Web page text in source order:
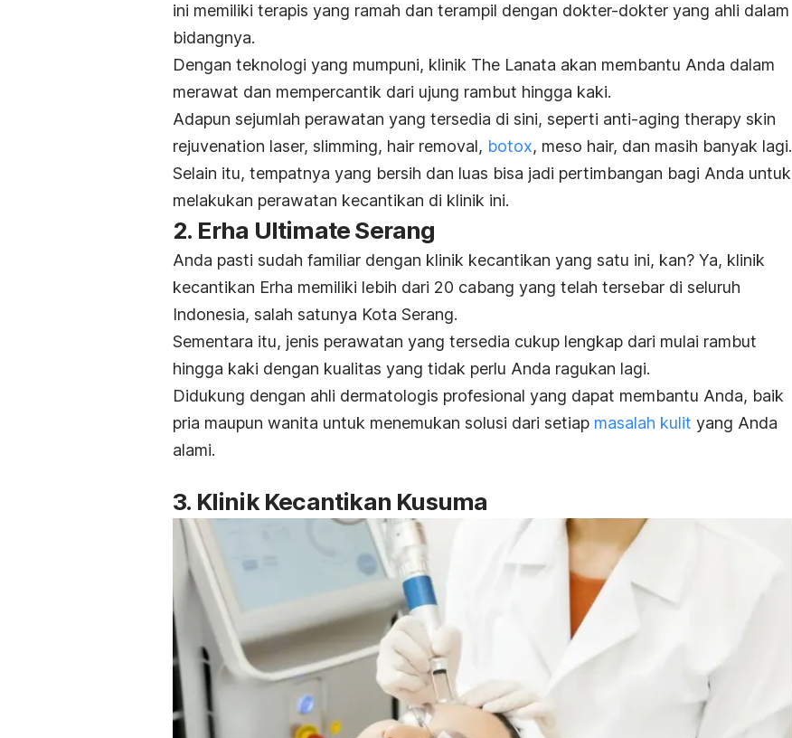
ini memiliki terapis yang ramah dan terampil dengan dokter-dokter yang ahli dalam
bidangnya.
Dengan teknologi yang mumpuni, klinik The Lanata akan membantu Anda dalam
merawat dan mempercantik dari ujung rambut hingga kaki.
Adapun sejumlah perawatan yang tersedia di sini, seperti anti-aging therapy skin
rejuvenation laser, slimming, hair removal, botox, meso hair, dan masih banyak lagi.
Selain itu, tempatnya yang bersih dan luas bisa jadi pertimbangan bagi Anda untuk
melakukan perawatan kecantikan di klinik ini.
2. Erha Ultimate Serang
Anda pasti sudah familiar dengan klinik kecantikan yang satu ini, kan? Ya, klinik
kecantikan Erha memiliki lebih dari 20 cabang yang telah tersebar di seluruh
Indonesia, salah satunya Kota Serang.
Sementara itu, jenis perawatan yang tersedia cukup lengkap dari mulai rambut
hingga kaki dengan kualitas yang tidak perlu Anda ragukan lagi.
Didukung dengan ahli dermatologis profesional yang dapat membantu Anda, baik
pria maupun wanita untuk menemukan solusi dari setiap masalah kulit yang Anda
alami.
3. Klinik Kecantikan Kusuma